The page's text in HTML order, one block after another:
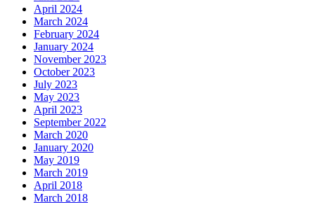
April 2024
March 2024
February 2024
January 2024
November 2023
October 2023
July 2023
May 2023
April 2023
September 2022
March 2020
January 2020
May 2019
March 2019
April 2018
March 2018